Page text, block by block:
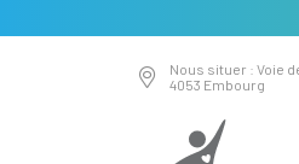
Nous situer : Voie
4053 Embourg